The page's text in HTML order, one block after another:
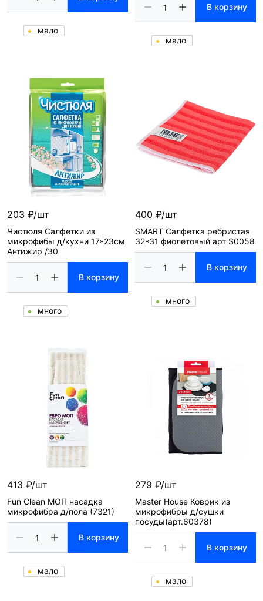
мало
В корзину
мало
203 ₽/шт
Чистюля Салфетки из
микрофибы д/кухни 17*23см
Антижир /30
В корзину
много
400 ₽/шт
SMART Салфетка ребристая
32*31 фиолетовый арт S0058
В корзину
много
413 ₽/шт
Fun Clean МОП насадка
микрофибра д/пола (7321)
В корзину
мало
279 ₽/шт
Master House Коврик из
микрофибры д/сушки
посуды(арт.60378)
В корзину
мало